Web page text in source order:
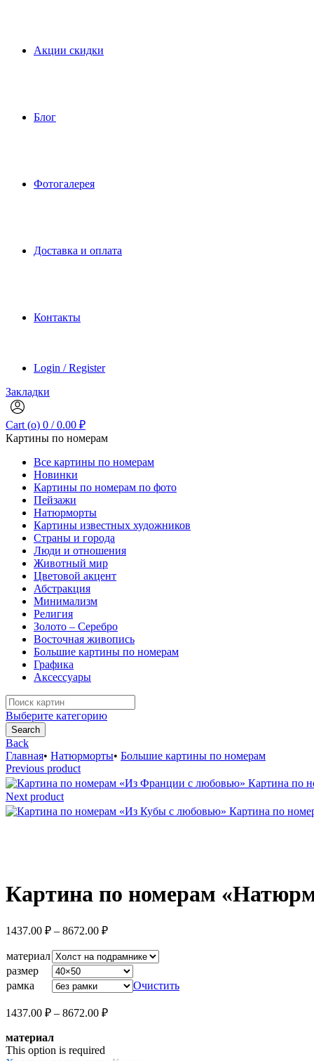
Акции скидки
Блог
Фотогалерея
Доставка и оплата
Контакты
Login / Register
Закладки
Cart (o) 0 / 0.00 ₽
Картины по номерам
Все картины по номерам
Новинки
Картины по номерам по фото
Пейзажи
Натюрморты
Картины известных художников
Страны и города
Люди и отношения
Животный мир
Цветовой акцент
Абстракция
Минимализм
Религия
Золото – Серебро
Восточная живопись
Большие картины по номерам
Графика
Аксессуары
Search
for:
Выберите категорию
Search
Back
Главная• Натюрморты• Большие картины по номерам
Previous product
Картина по
Next product
Картина по
Картина по номерам
1437.00 ₽ – 8672.00 ₽Диапазон
1437.00 ₽
–
8672.00 ₽
материал
размер
рамка
Очистить
1437.00 ₽ – 8672.00 ₽Диапазон
материал
This option is required